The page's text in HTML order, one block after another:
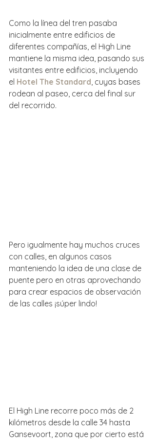
Como la línea del tren pasaba
inicialmente entre edificios de
diferentes compañías, el High Line
mantiene la misma idea, pasando sus
visitantes entre edificios, incluyendo
el Hotel The Standard, cuyas bases
rodean al paseo, cerca del final sur
del recorrido.
Pero igualmente hay muchos cruces
con calles, en algunos casos
manteniendo la idea de una clase de
puente pero en otras aprovechando
para crear espacios de observación
de las calles ¡súper lindo!
El High Line recorre poco más de 2
kilómetros desde la calle 34 hasta
Gansevoort, zona que por cierto está